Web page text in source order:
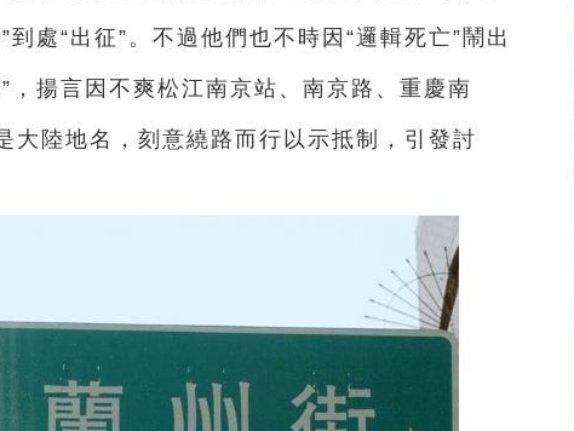
處“出征”。不過他們也不時因“邏輯死亡”鬧出
，揚言因不爽松江南京站、南京路、重慶南
大陸地名，刻意繞路而行以示抵制，引發討